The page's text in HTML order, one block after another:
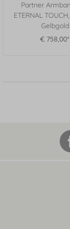
Partner
ETERNAL
Gelbgold
€ 758,00*